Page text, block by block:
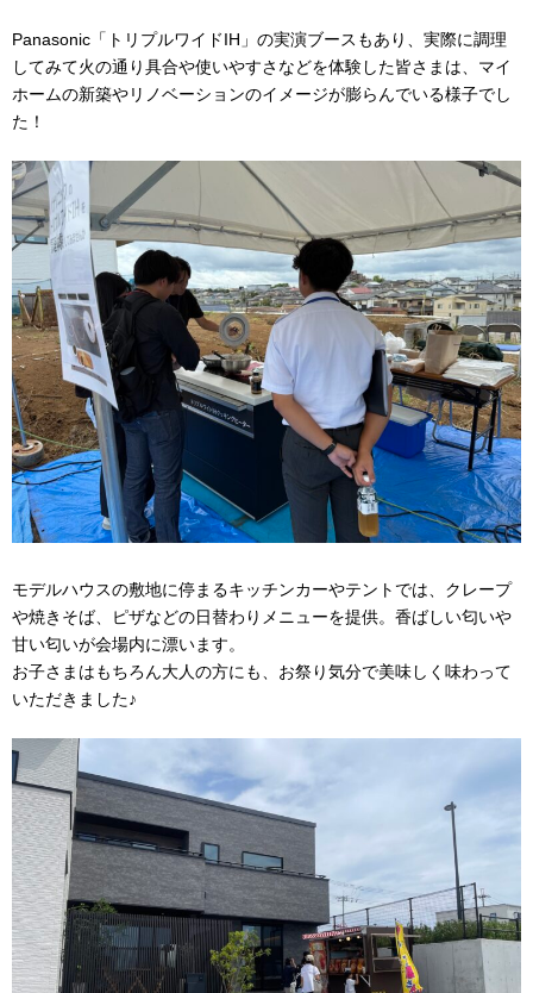
Panasonic「トリプルワイドIH」の実演ブースもあり、実際に調理
してみて火の通り具合や使いやすさなどを体験した皆さまは、マイ
ホームの新築やリノベーションのイメージが膨らんでいる様子でし
た！
モデルハウスの敷地に停まるキッチンカーやテントでは、クレープ
や焼きそば、ピザなどの日替わりメニューを提供。香ばしい匂いや
甘い匂いが会場内に漂います。
お子さまはもちろん大人の方にも、お祭り気分で美味しく味わって
いただきました♪